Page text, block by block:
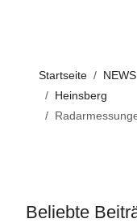
Startseite NEWS
Heinsberg
Beliebte